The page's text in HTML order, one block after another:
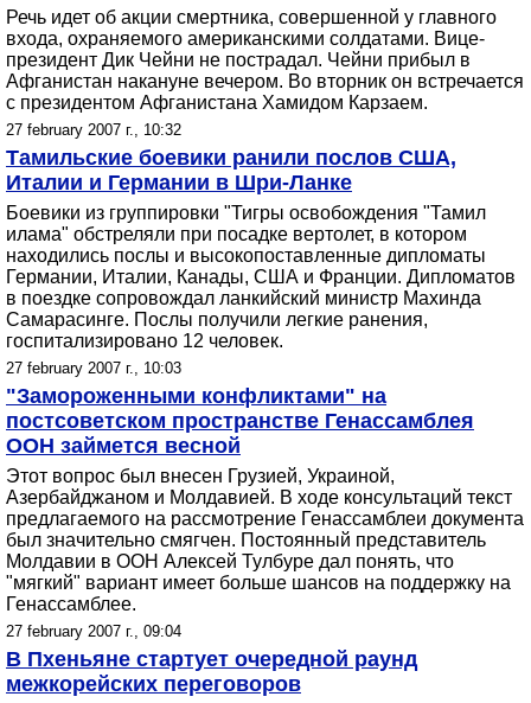
Речь идет об акции смертника, совершенной у главного
входа, охраняемого американскими солдатами. Вице-
президент Дик Чейни не пострадал. Чейни прибыл в
Афганистан накануне вечером. Во вторник он встречается
с президентом Афганистана Хамидом Карзаем.
27 february 2007 г., 10:32
Тамильские боевики ранили послов США,
Италии и Германии в Шри-Ланке
Боевики из группировки "Тигры освобождения "Тамил
илама" обстреляли при посадке вертолет, в котором
находились послы и высокопоставленные дипломаты
Германии, Италии, Канады, США и Франции. Дипломатов
в поездке сопровождал ланкийский министр Махинда
Самарасинге. Послы получили легкие ранения,
госпитализировано 12 человек.
27 february 2007 г., 10:03
"Замороженными конфликтами" на
постсоветском пространстве Генассамблея
ООН займется весной
Этот вопрос был внесен Грузией, Украиной,
Азербайджаном и Молдавией. В ходе консультаций текст
предлагаемого на рассмотрение Генассамблеи документа
был значительно смягчен. Постоянный представитель
Молдавии в ООН Алексей Тулбуре дал понять, что
"мягкий" вариант имеет больше шансов на поддержку на
Генассамблее.
27 february 2007 г., 09:04
В Пхеньяне стартует очередной раунд
межкорейских переговоров